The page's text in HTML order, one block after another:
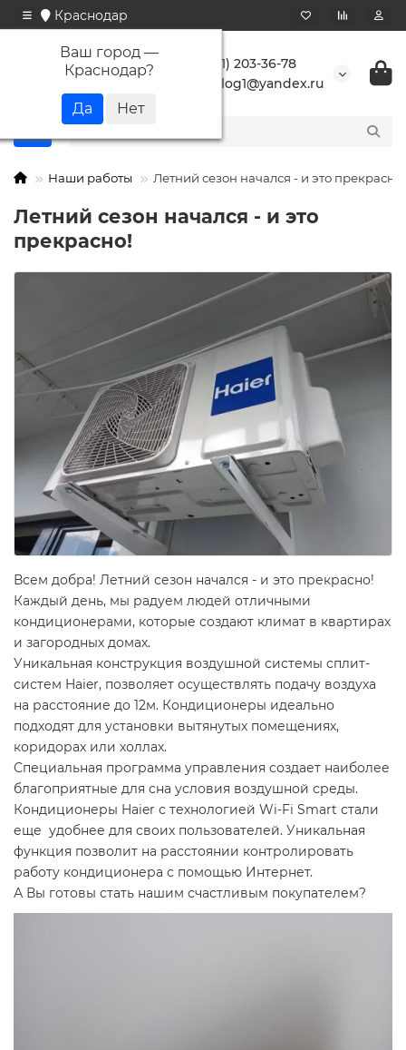
Краснодар
Ваш город —
Краснодар?
+7 (861) 203-36-78
buranlog1@yandex.ru
Наши работы Летний сезон начался - и это прекрасно!
Летний сезон начался - и это
прекрасно!
Всем добра! Летний сезон начался - и это прекрасно!
Каждый день, мы радуем людей отличными
кондиционерами, которые создают климат в квартирах
и загородных домах.
Уникальная конструкция воздушной системы сплит-
систем Haier, позволяет осуществлять подачу воздуха
на расстояние до 12м. Кондиционеры идеально
подходят для установки вытянутых помещениях,
коридорах или холлах.
Специальная программа управления создает наиболее
благоприятные для сна условия воздушной среды.
Кондиционеры Haier с технологией Wi-Fi Smart стали
еще удобнее для своих пользователей. Уникальная
функция позволит на расстоянии контролировать
работу кондиционера с помощью Интернет.
А Вы готовы стать нашим счастливым покупателем?